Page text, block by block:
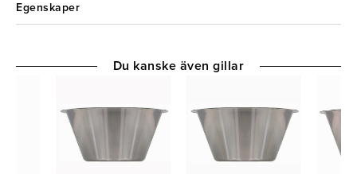
Egenskaper
Du kanske även gillar